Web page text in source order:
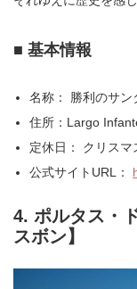
■ 基本情報
名称： 勝利のサ
住所：Largo
定休日： クリスマ
公式サイトURL：
4. ポルタス・
スボン】